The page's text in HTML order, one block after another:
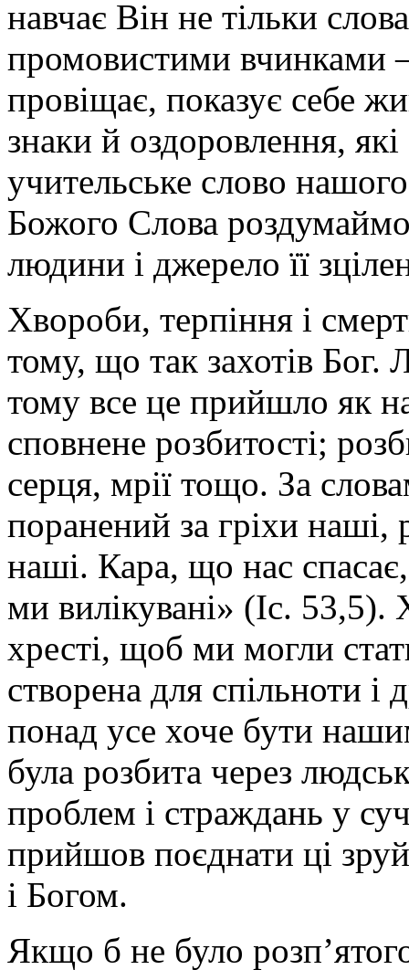
навчає Він не тільки
промовистими вчинками
провіщає, показує себе
знаки й оздоровлення,
учительське слово
Божого Слова роздумаймо
людини і джерело її
Хвороби, терпіння і
тому, що так захотів Бог.
тому все це прийшло як
сповнене розбитості;
серця, мрії тощо. За
поранений за гріхи наші,
наші. Кара, що нас
ми вилікувані» (Іс. 53,5).
хресті, щоб ми могли
створена для спільноти
понад усе хоче бути
була розбита через
проблем і страждань у
прийшов поєднати ці
і Богом.
Якщо б не було